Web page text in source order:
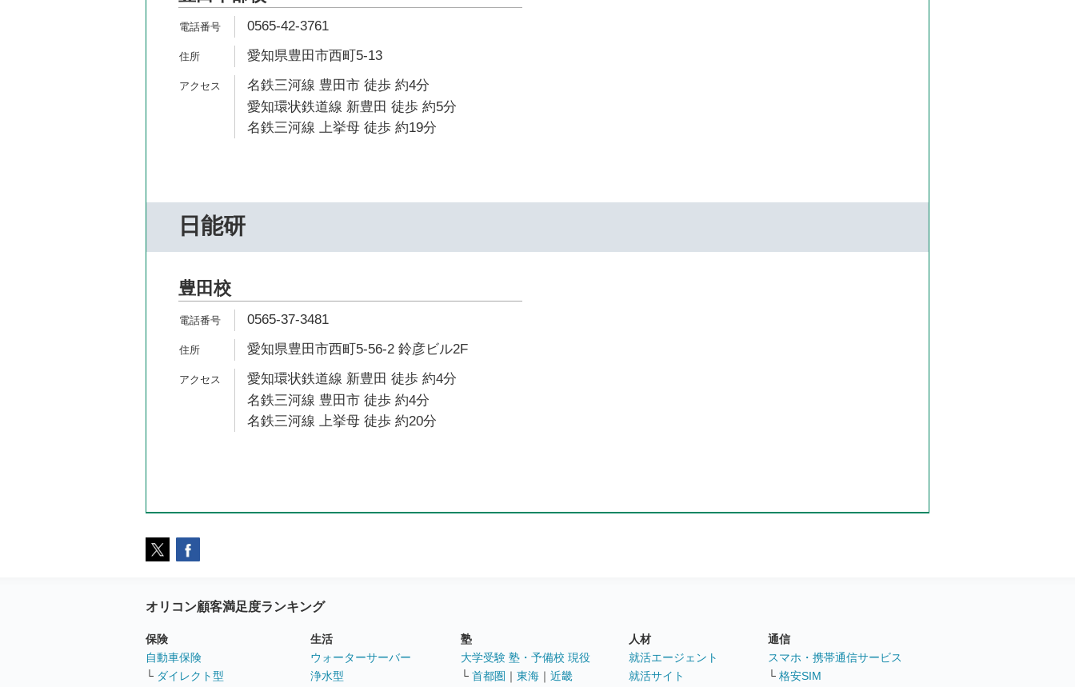
0565-42-3761
愛知県豊田市西町5-13
名鉄三河線 豊田市 徒歩 約4分
愛知環状鉄道線 新豊田 徒歩 約5分
名鉄三河線 上挙母 徒歩 約19分
日能研
豊田校
0565-37-3481
愛知県豊田市西町5-56-2 鈴彦ビル2F
愛知環状鉄道線 新豊田 徒歩 約4分
名鉄三河線 豊田市 徒歩 約4分
名鉄三河線 上挙母 徒歩 約20分
オリコン顧客満足度ランキング
保険
自動車保険
└ ダイレクト型
生活
ウォーターサーバー
浄水型
塾
大学受験 塾・予備校 現役
└ 首都圏 ｜ 東海 ｜ 近畿
人材
就活エージェント
就活サイト
通信
スマホ・携帯通信サービス
└ 格安SIM